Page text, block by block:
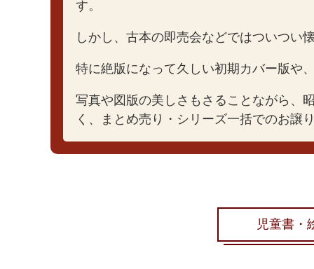
す。
しかし、古本の即売会などではついつい
特に絶版になって久しい初期カバー版や
写真や図版の美しさもさることながら、
く、まとめ売り・シリーズ一括でのお譲
児童書・